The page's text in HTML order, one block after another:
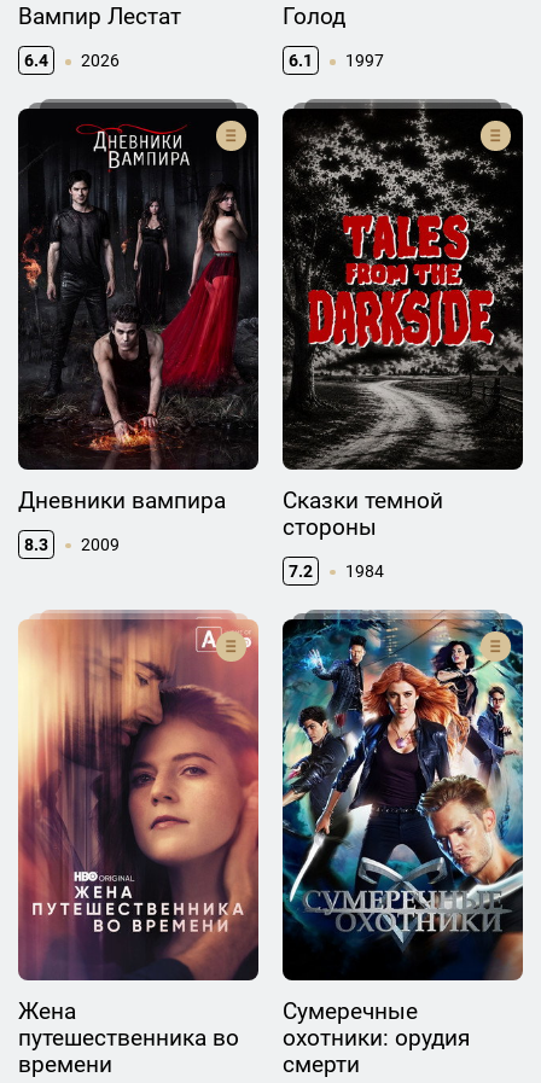
Вампир Лестат
6.4 2026
Голод
6.1 1997
Дневники вампира
8.3 2009
Сказки темной
стороны
7.2 1984
Жена
путешественника во
времени
Сумеречные
охотники: орудия
смерти